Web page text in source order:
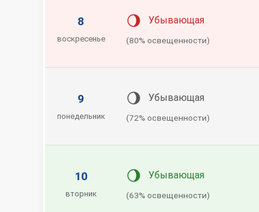
8
воскресенье
🌖 Убывающая
(80% освещенности)
9
понедельник
🌖 Убывающая
(72% освещенности)
10
вторник
🌖 Убывающая
(63% освещенности)